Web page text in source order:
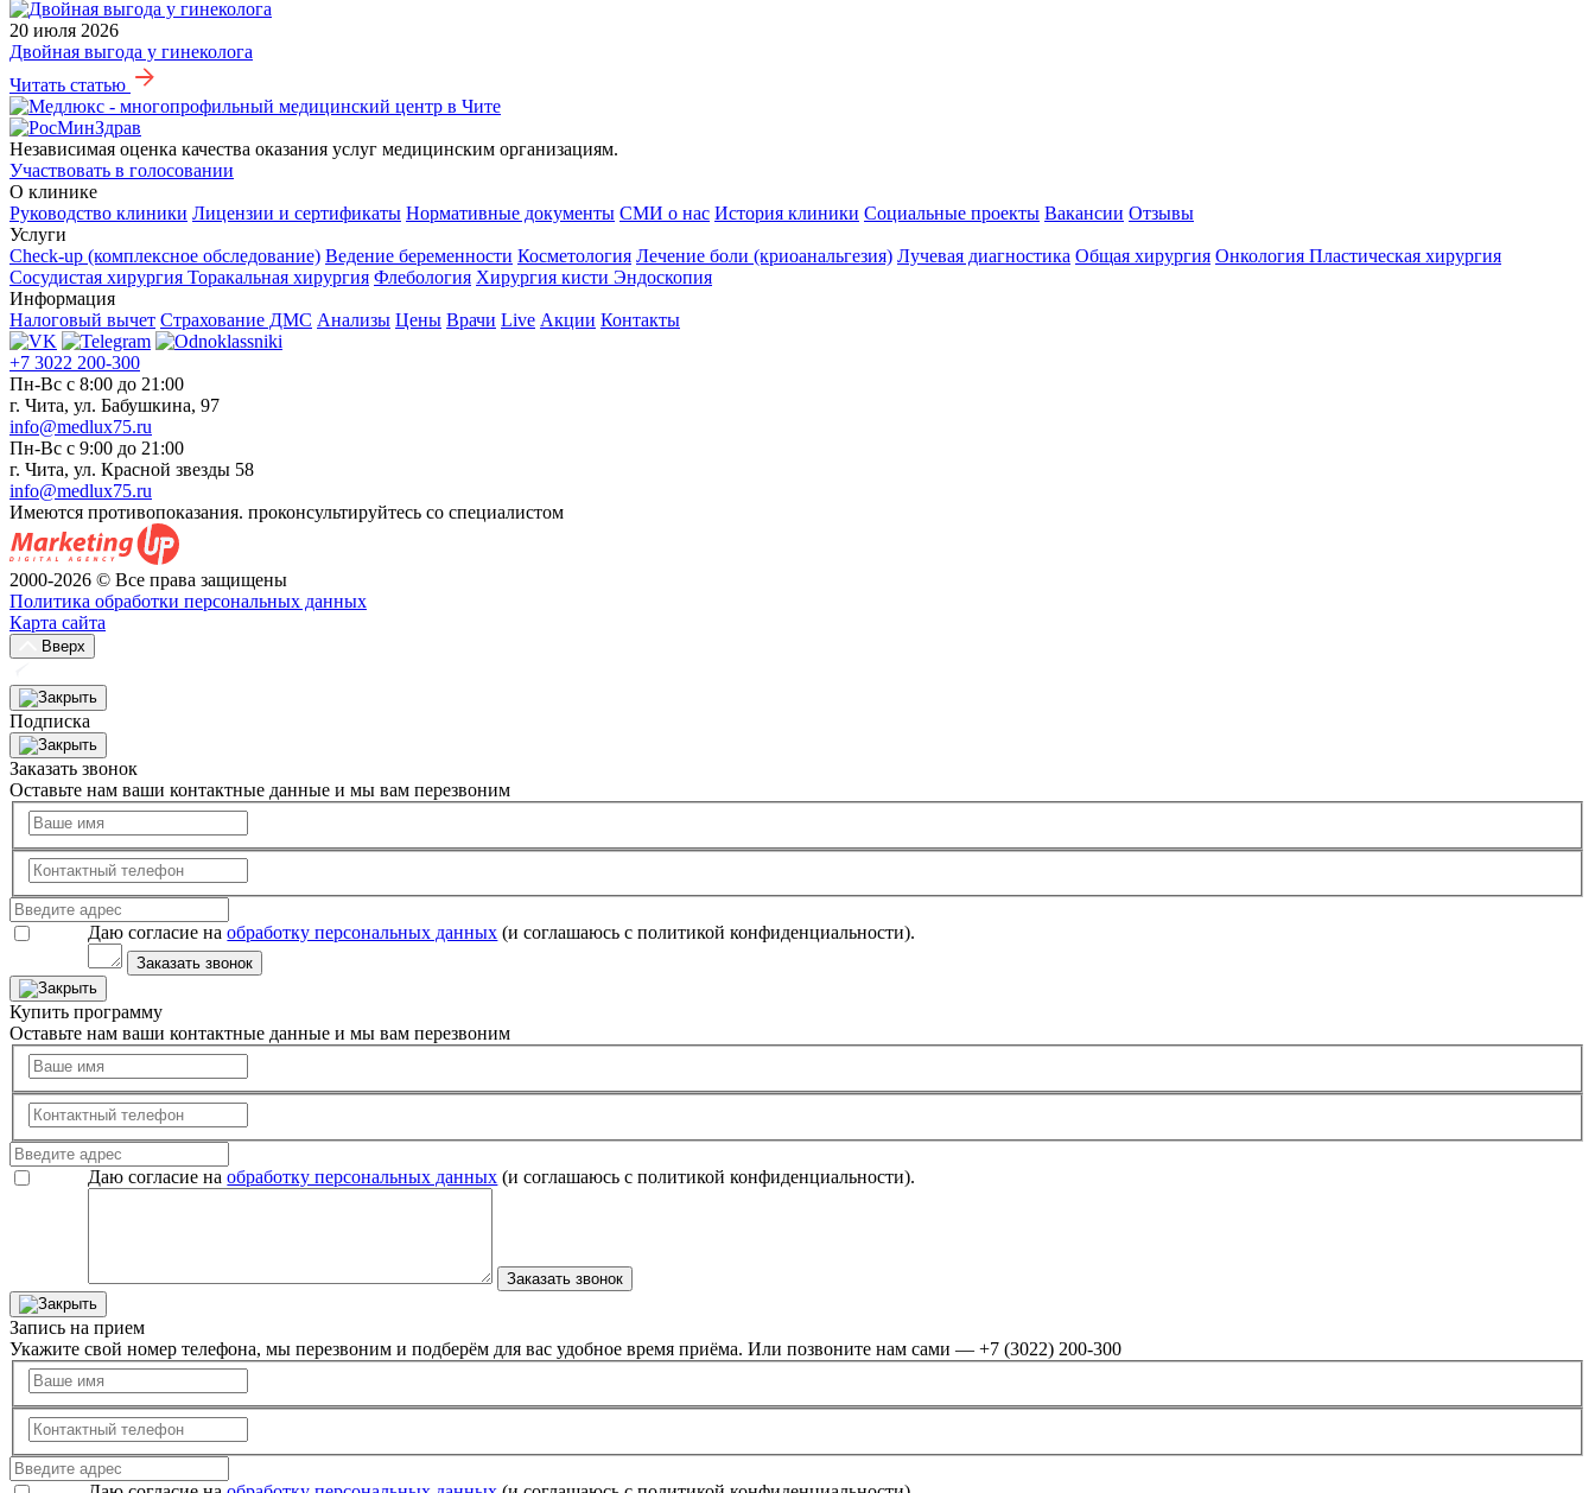
20 июля 2026
Двойная выгода у гинеколога
Читать статью
Независимая оценка качества оказания услуг медицинским организациям.
Участвовать в голосовании
О клинике
Руководство клиники Лицензии и сертификаты Нормативные документы СМИ о нас История клиники Социальные проекты Вакансии Отзывы
Услуги
Check-up (комплексное обследование) Ведение беременности Косметология Лечение боли (криоанальгезия) Лучевая диагностика Общая хирургия Онкология Пластическая хирургия
Сосудистая хирургия Торакальная хирургия Флебология Хирургия кисти Эндоскопия
Информация
Налоговый вычет Страхование ДМС Анализы Цены Врачи Live Акции Контакты
+7 3022 200-300
Пн-Вс с 8:00 до 21:00
г. Чита, ул. Бабушкина, 97
info@medlux75.ru
Пн-Вс с 9:00 до 21:00
г. Чита, ул. Красной звезды 58
info@medlux75.ru
Имеются противопоказания. проконсультируйтесь со специалистом
2000-2026 © Все права защищены
Политика обработки персональных данных
Карта сайта
Вверх
Подписка
Заказать звонок
Оставьте нам ваши контактные данные и мы вам перезвоним
Даю согласие наобработку персональных данных (и соглашаюсь с политикой конфиденциальности).
Заказать звонок
Купить программу
Оставьте нам ваши контактные данные и мы вам перезвоним
Даю согласие наобработку персональных данных (и соглашаюсь с политикой конфиденциальности).
Заказать звонок
Запись на прием
Укажите свой номер телефона, мы перезвоним и подберём для вас удобное время приёма. Или позвоните нам сами — +7 (3022) 200-300